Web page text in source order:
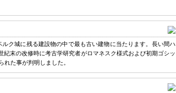
ク城に残る建設物の中で最も古い建物に当たります。長い間ハ
末の改修時に考古学研究者がロマネスク様式および初期ゴシッ
た事が判明しました。